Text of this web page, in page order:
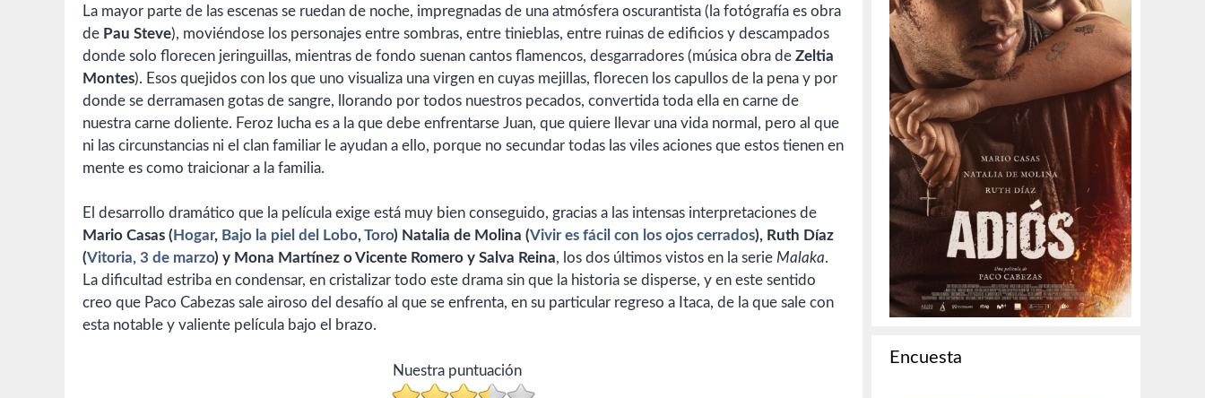
La mayor parte de las escenas se ruedan de noche, impregnadas de una atmósfera oscurantista (la fotógrafía es obra
de Pau Steve), moviéndose los personajes entre sombras, entre tinieblas, entre ruinas de edificios y descampados
donde solo florecen jeringuillas, mientras de fondo suenan cantos flamencos, desgarradores (música obra de Zeltia
Montes). Esos quejidos con los que uno visualiza una virgen en cuyas mejillas, florecen los capullos de la pena y por
donde se derramasen gotas de sangre, llorando por todos nuestros pecados, convertida toda ella en carne de
nuestra carne doliente. Feroz lucha es a la que debe enfrentarse Juan, que quiere llevar una vida normal, pero al que
ni las circunstancias ni el clan familiar le ayudan a ello, porque no secundar todas las viles aciones que estos tienen en
mente es como traicionar a la familia.
El desarrollo dramático que la película exige está muy bien conseguido, gracias a las intensas interpretaciones de
Mario Casas ( Hogar, Bajo la piel del Lobo, Toro) Natalia de Molina (Vivir es fácil con los ojos cerrados), Ruth Díaz
(Vitoria, 3 de marzo) y Mona Martínez o Vicente Romero y Salva Reina, los dos últimos vistos en la serie Malaka.
La dificultad estriba en condensar, en cristalizar todo este drama sin que la historia se disperse, y en este sentido
creo que Paco Cabezas sale airoso del desafío al que se enfrenta, en su particular regreso a Itaca, de la que sale con
esta notable y valiente película bajo el brazo.
Nuestra puntuación
Encuesta